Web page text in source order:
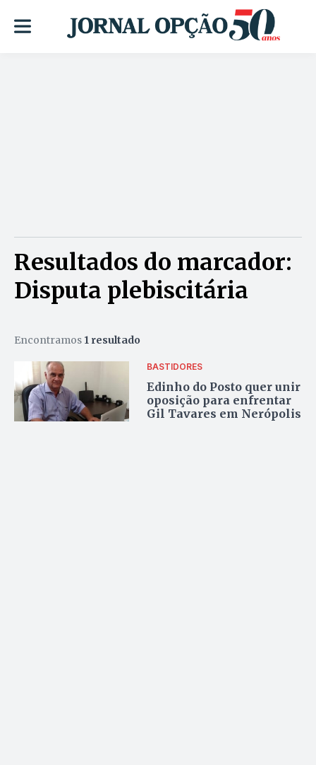
Resultados do marcador:
Disputa plebiscitária
Encontramos 1 resultado
BASTIDORES
Edinho do Posto quer unir
oposição para enfrentar
Gil Tavares em Nerópolis